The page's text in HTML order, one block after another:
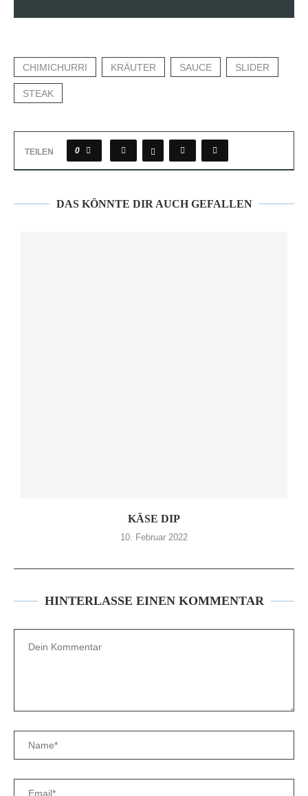
CHIMICHURRI KRÄUTER SAUCE SLIDER
STEAK
TEILEN 0
DAS KÖNNTE DIR AUCH GEFALLEN
KÄSE DIP
10. Februar 2022
HINTERLASSE EINEN KOMMENTAR